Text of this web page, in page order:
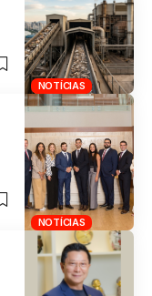
NOTÍCIAS
NOTÍCIAS